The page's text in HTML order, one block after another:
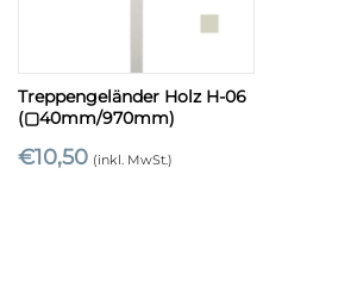
Treppengeländer Holz H-06
(▢40mm/970mm)
€10,50 (inkl. MwSt.)